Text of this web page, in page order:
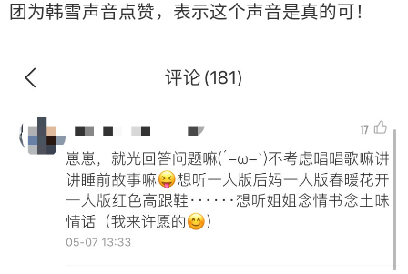
团为韩雪声音点赞，表示这个声音是真的可！